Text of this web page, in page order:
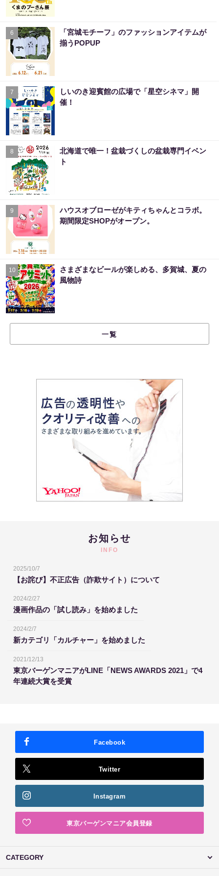
6
「宮城モチーフ」のファッションアイテムが
揃うPOPUP
7
しいのき迎賓館の広場で「星空シネマ」開
催！
8
北海道で唯一！盆栽づくしの盆栽専門イベン
ト
9
ハウスオブローゼがキティちゃんとコラボ。
期間限定SHOPがオープン。
10
さまざまなビールが楽しめる、多賀城、夏の
風物詩
一覧
お知らせ
INFO
2025/10/7
【お詫び】不正広告（詐欺サイト）について
2024/2/27
漫画作品の「試し読み」を始めました
2024/2/7
新カテゴリ「カルチャー」を始めました
2021/12/13
東京バーゲンマニアがLINE「NEWS AWARDS 2021」で4
年連続大賞を受賞
Facebook
Twitter
Instagram
東京バーゲンマニア会員登録
CATEGORY